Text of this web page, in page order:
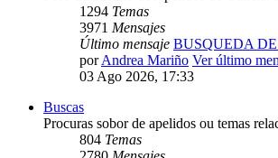
1294 Temas
3971 Mensajes
Último mensaje BUSQUEDA
porAndrea Mariño Ver último
03 Ago 2026, 17:33
Buscas
Procuras sobor de apelidos ou temas
804 Temas